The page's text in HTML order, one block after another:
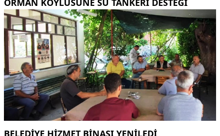
BELEDİYE HİZMET BİNASI YENİLEDİ